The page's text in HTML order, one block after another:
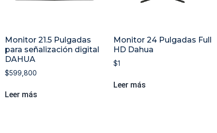
Monitor 21.5 Pulgadas
para señalización digital
DAHUA
$599,800
Leer más
Monitor 24 Pulgadas Full
HD Dahua
$1
Leer más